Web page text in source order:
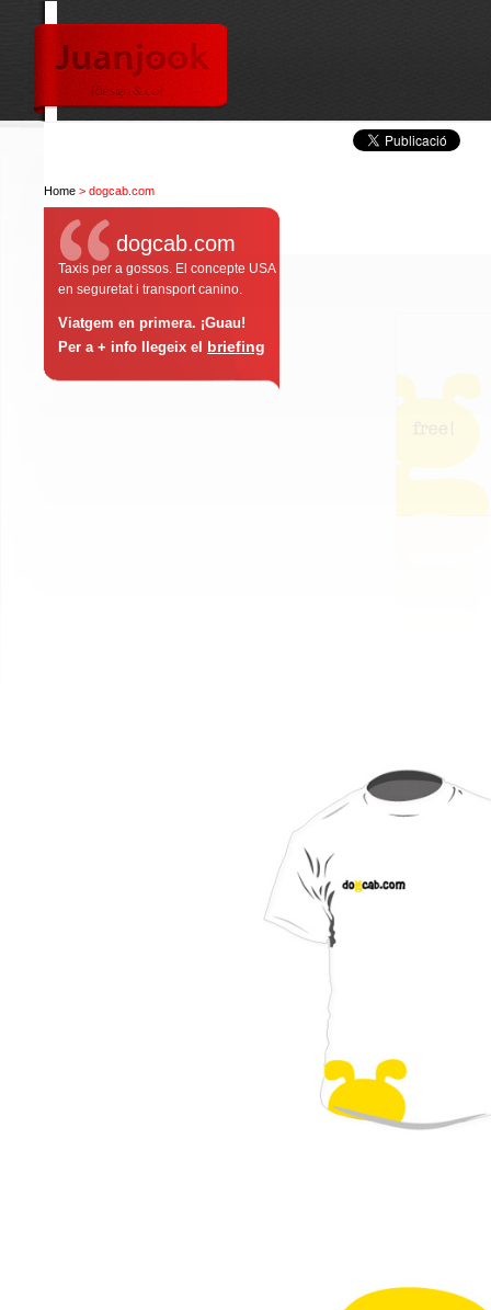
Home > dogcab.com
dogcab.com
Taxis per a gossos. El concepte USA
en seguretat i transport canino.
Viatgem en primera. ¡Guau!
Per a + info llegeix el briefing